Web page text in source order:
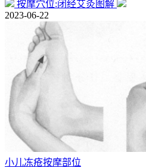
按摩穴位:闭经艾灸图解
2023-06-22
小儿冻疮按摩部位